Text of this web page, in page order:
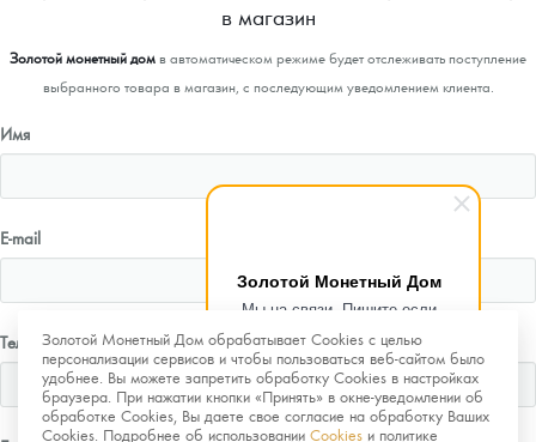
Золотой Монетный Дом
Мы на связи. Пишите если
возникнут любые вопросы.
Рады помочь.
Золотой Монетный Дом обрабатывает Cookies с целью
персонализации сервисов и чтобы пользоваться веб-сайтом было
удобнее. Вы можете запретить обработку Cookies в настройках
браузера. При нажатии кнопки «Принять» в окне-уведомлении об
обработке Cookies, Вы даете свое согласие на обработку Ваших
Cookies. Подробнее об использовании Cookies и политике
в магазин
Золотой монетный домв автоматическом режиме будет отслеживать поступление
выбранного товара в магазин, с последующим уведомлением клиента.
Имя
E-mail
Телефон